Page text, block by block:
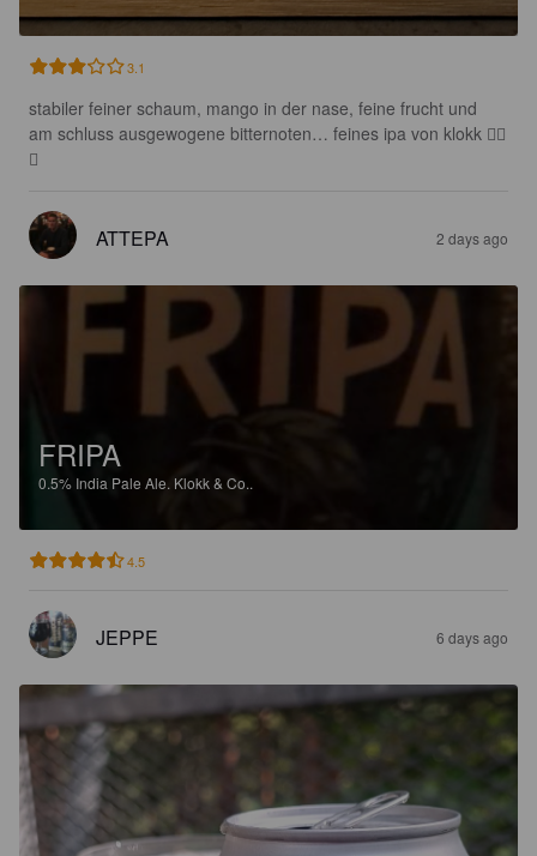
3.1
stabiler feiner schaum, mango in der nase, feine frucht und
am schluss ausgewogene bitternoten… feines ipa von klokk 👍🏻
🍺
ATTEPA 2 days ago
FRIPA
0.5% India Pale Ale. Klokk & Co..
4.5
JEPPE 6 days ago